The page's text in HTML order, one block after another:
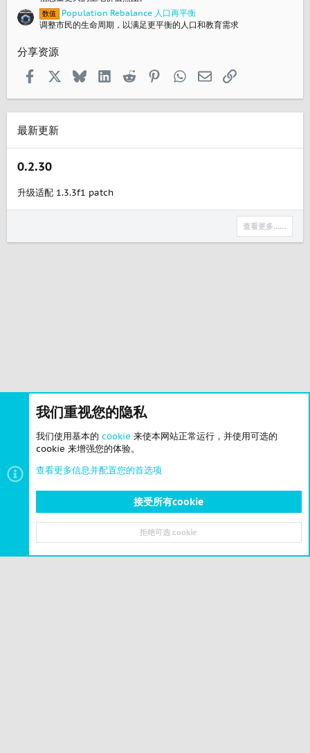
数值
Population Rebalance 人口再平衡
调整市民的生命周期，以满足更平衡的人口和教育需求
分享资源
Facebook Bluesky LinkedInReddit PinterestWhatsApp
邮箱 链接
最新更新
0.2.30
升级适配 1.3.3f1 patch
查看更多……
顶部 底部
我们重视您的隐私
我们使用基本的 cookie 来使本网站正常运行，并使用可选的
cookie 来增强您的体验。
查看更多信息并配置您的首选项
接受所有cookie
拒绝可选 cookie